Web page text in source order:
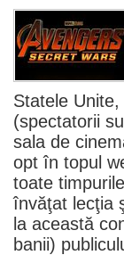
Statele
(spectatorii
sala de
opt în topul
toate
învăţat lecţia
la această
banii)